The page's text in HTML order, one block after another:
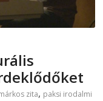
zita, paksi irodalmi